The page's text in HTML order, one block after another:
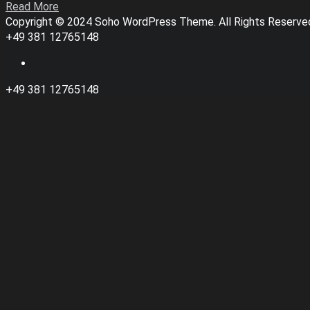
Read More
Copyright © 2024 Soho WordPress Theme. All Rights
+49 381 12765148
+49 381 12765148